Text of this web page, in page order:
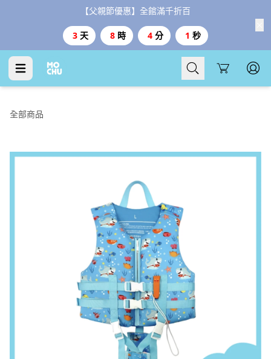
【父親節優惠】全館滿千折百
3 天 8 時 4 分 0 秒
Cart
全部商品